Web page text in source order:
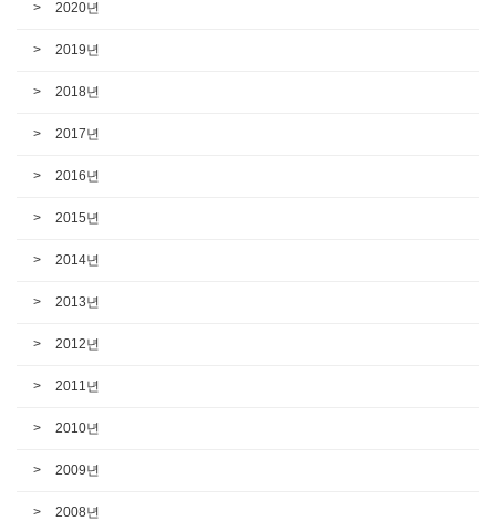
2020년
2019년
2018년
2017년
2016년
2015년
2014년
2013년
2012년
2011년
2010년
2009년
2008년